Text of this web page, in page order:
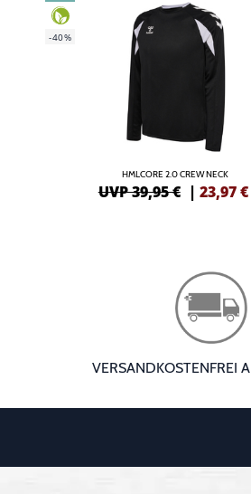
-40%
HMLCORE 2.0 CREW NECK
UVP 39,95 € | 23,97€
VERSANDKOSTENFREI